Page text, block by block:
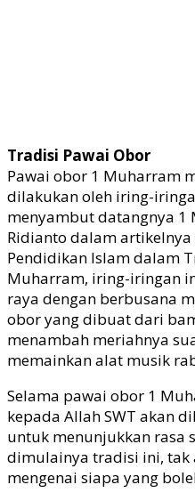
Tradisi Pawai Obor
Pawai obor 1 Muharram
dilakukan oleh iring-
menyambut datangnya
Ridianto dalam
Pendidikan Islam dalam
Muharram, iring-iringan
raya dengan berbusana
obor yang dibuat dari
menambah meriahnya
memainkan alat musik
Selama pawai obor 1
kepada Allah SWT akan
untuk menunjukkan rasa
dimulainya tradisi ini, tak
mengenai siapa yang